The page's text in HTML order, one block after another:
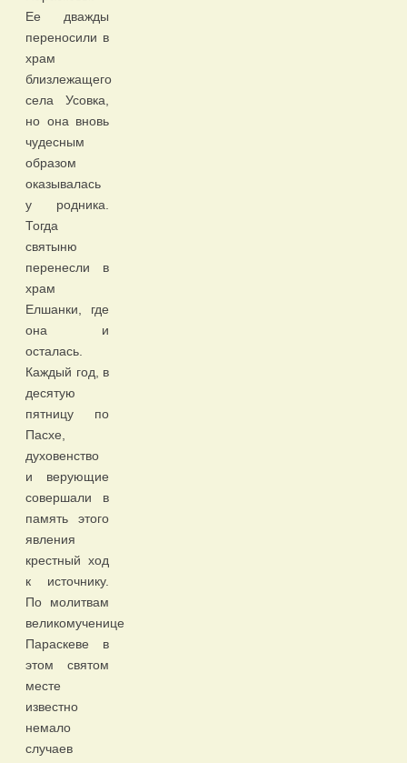
Ее дважды
переносили в
храм
близлежащего
села Усовка,
но она вновь
чудесным
образом
оказывалась
у родника.
Тогда
святыню
перенесли в
храм
Елшанки, где
она и
осталась.
Каждый год, в
десятую
пятницу по
Пасхе,
духовенство
и верующие
совершали в
память этого
явления
крестный ход
к источнику.
По молитвам
великомученице
Параскеве в
этом святом
месте
известно
немало
случаев